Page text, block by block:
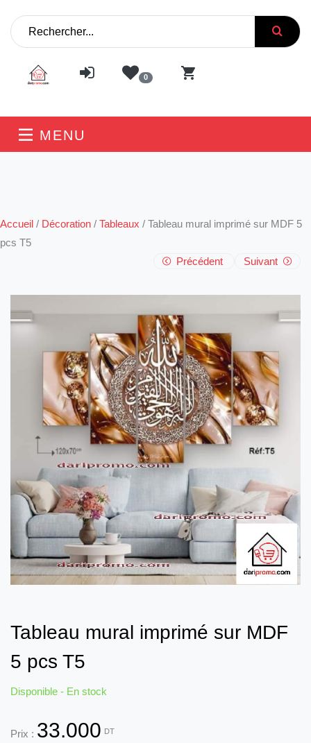
0
MENU
Accueil / Décoration / Tableaux / Tableau mural imprimé sur MDF 5
pcs T5
Précédent
Suivant
Tableau mural imprimé sur MDF
5 pcs T5
Disponible - En stock
Prix : 33.000 DT